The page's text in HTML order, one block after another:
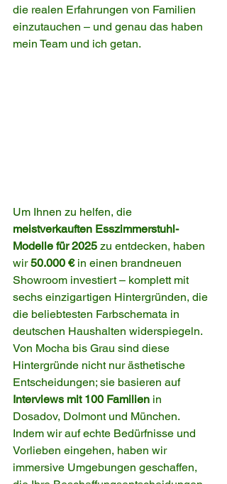
die realen Erfahrungen von Familien
einzutauchen – und genau das haben
mein Team und ich getan.
Um Ihnen zu helfen, die
meistverkauften Esszimmerstuhl-
Modelle für 2025 zu entdecken, haben
wir 50.000 € in einen brandneuen
Showroom investiert – komplett mit
sechs einzigartigen Hintergründen, die
die beliebtesten Farbschemata in
deutschen Haushalten widerspiegeln.
Von Mocha bis Grau sind diese
Hintergründe nicht nur ästhetische
Entscheidungen; sie basieren auf
Interviews mit 100 Familien in
Dosadov, Dolmont und München.
Indem wir auf echte Bedürfnisse und
Vorlieben eingehen, haben wir
immersive Umgebungen geschaffen,